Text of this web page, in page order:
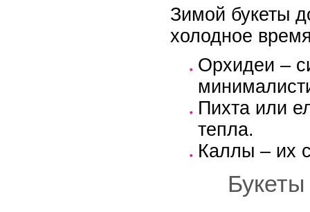
Зимой букеты
холодное
Орхидеи –
Пихта или
тепла.
Каллы – их